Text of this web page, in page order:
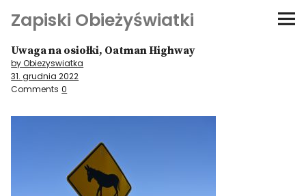
Zapiski Obieżyświatki
Podróże
Kultura i sztuka
Uwaga na osiołki, Oatman Highway
by Obiezyswiatka
31. grudnia 2022
Comments 0